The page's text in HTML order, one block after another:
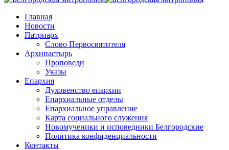
Главная
Новости
Патриарх
Слово Первосвятителя
Архипастырь
Проповеди
Указы
Епархия
Духовенство епархии
Епархиальные отделы
Епархиальное управление
Карта социального служения
Новомученики и исповедники Белгородские
Политика конфиденциальности
Контакты